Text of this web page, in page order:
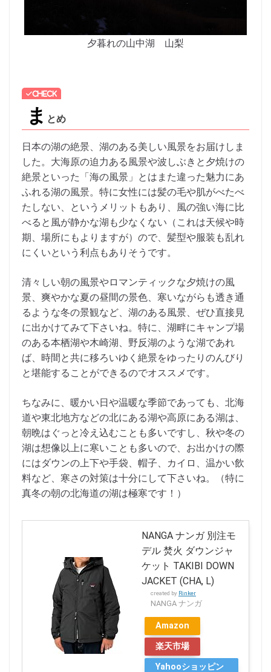
夕暮れの山中湖 山梨
ま とめ
日本の湖の絶景、湖のある美しい風景をお届けしま
した。大海原の迫力ある風景や波しぶきと夕焼けの
絶景といった「海の風景」とはまた違った魅力にあ
ふれる湖の風景。特に女性には髪の毛や肌がべたべ
たしない、というメリットもあり、風の強い海に比
べると風が静かな湖も少なくない（これは天候や時
期、場所にもよりますが）ので、髪型や服装も乱れ
にくいという利点もありそうです。
清々しい朝の風景やロマンティックな夕焼けの風
景、爽やかな夏の昼間の景色、寒いながらも透き通
るような冬の景観など、湖のある風景、ぜひ直接見
に出かけてみて下さいね。特に、湖畔にキャンプ場
のある本栖湖や木崎湖、野反湖のような湖であれ
ば、時間と共に移ろいゆく絶景をゆったりのんびり
と堪能することができるのでオススメです。
ちなみに、暖かい日や温暖な季節であっても、北海
道や東北地方などの北にある湖や高原にある湖は、
朝晩はぐっと冷え込むことも多いですし、秋や冬の
湖は想像以上に寒いことも多いので、お出かけの際
にはダウンの上下や手袋、帽子、カイロ、温かい飲
料など、寒さの対策は十分にして下さいね。（特に
真冬の朝の北海道の湖は極寒です！）
NANGA ナンガ 別注モ
デル 焚火 ダウンジャ
ケット TAKIBI DOWN
JACKET (CHA, L)
created by Rinker
NANGA ナンガ
Amazon
楽天市場
Yahooショッピン